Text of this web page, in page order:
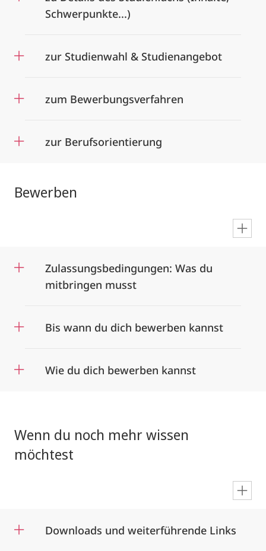
Schwerpunkte...)
zur Studienwahl & Studienangebot
zum Bewerbungsverfahren
zur Berufsorientierung
Bewerben
Zulassungsbedingungen: Was du
mitbringen musst
Bis wann du dich bewerben kannst
Wie du dich bewerben kannst
Wenn du noch mehr wissen
möchtest
Downloads und weiterführende Links